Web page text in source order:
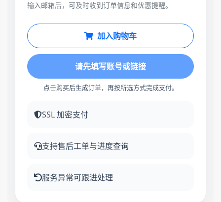
输入邮箱后，可及时收到订单信息和优惠提醒。
加入购物车
请先填写账号或链接
点击购买后生成订单，再按所选方式完成支付。
SSL 加密支付
支持售后工单与进度查询
服务异常可跟进处理